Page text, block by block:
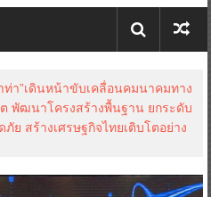
าท่า”เดินหน้าขับเคลื่อนคมนาคมทาง
พัฒนาโครงสร้างพื้นฐาน ยกระดับ
ย สร้างเศรษฐกิจไทยเติบโตอย่าง